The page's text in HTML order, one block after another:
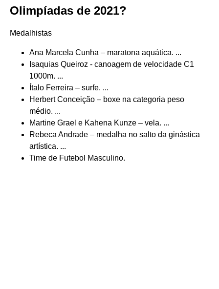
Olimpíadas de 2021?
Medalhistas
Ana Marcela Cunha – maratona aquática. ...
Isaquias Queiroz - canoagem de velocidade C1
1000m. ...
Ítalo Ferreira – surfe. ...
Herbert Conceição – boxe na categoria peso
médio. ...
Martine Grael e Kahena Kunze – vela. ...
Rebeca Andrade – medalha no salto da ginástica
artística. ...
Time de Futebol Masculino.